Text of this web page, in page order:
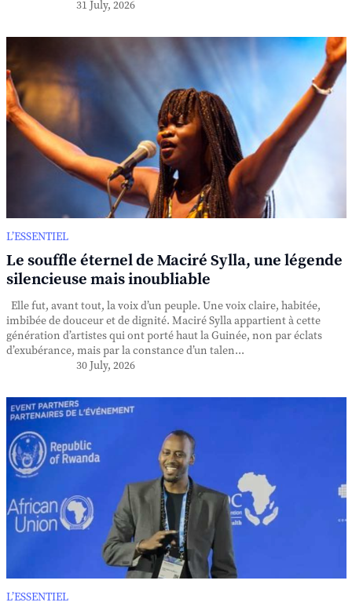
31 July, 2026
L’ESSENTIEL
Le souffle éternel de Maciré Sylla, une légende
silencieuse mais inoubliable
Elle fut, avant tout, la voix d’un peuple. Une voix claire, habitée,
imbibée de douceur et de dignité. Maciré Sylla appartient à cette
génération d’artistes qui ont porté haut la Guinée, non par éclats
d’exubérance, mais par la constance d’un talen...
30 July, 2026
L’ESSENTIEL